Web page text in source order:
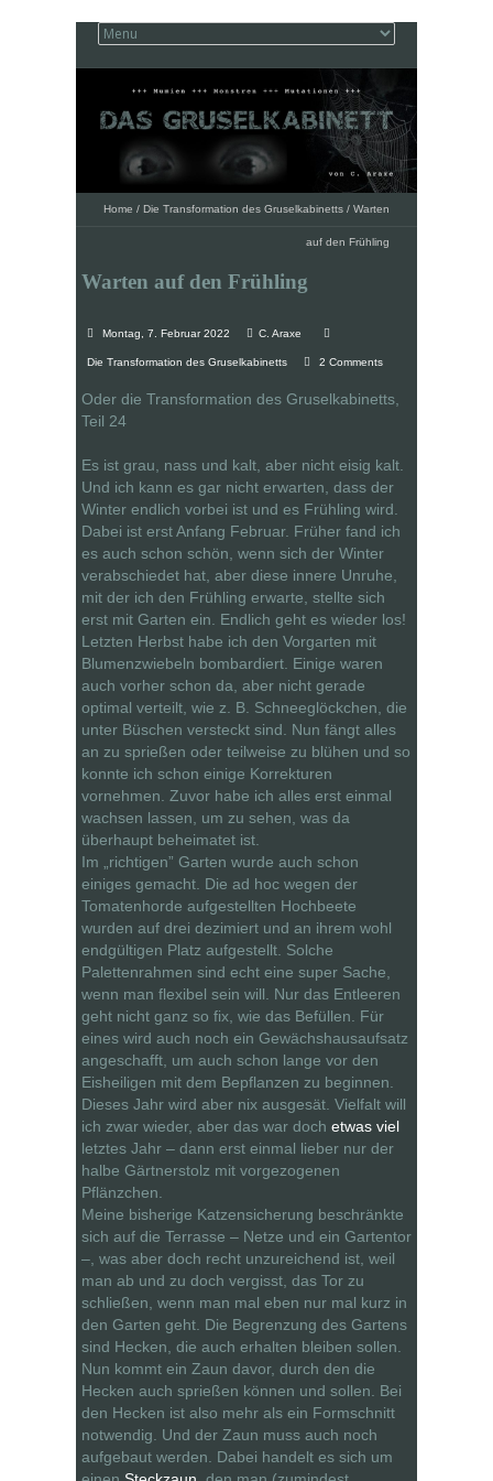
Home / Die Transformation des Gruselkabinetts / Warten
auf den Frühling
Warten auf den Frühling
Montag, 7. Februar 2022 C. Araxe
Die Transformation des Gruselkabinetts 2 Comments
Oder die Transformation des Gruselkabinetts,
Teil 24
Es ist grau, nass und kalt, aber nicht eisig kalt.
Und ich kann es gar nicht erwarten, dass der
Winter endlich vorbei ist und es Frühling wird.
Dabei ist erst Anfang Februar. Früher fand ich
es auch schon schön, wenn sich der Winter
verabschiedet hat, aber diese innere Unruhe,
mit der ich den Frühling erwarte, stellte sich
erst mit Garten ein. Endlich geht es wieder los!
Letzten Herbst habe ich den Vorgarten mit
Blumenzwiebeln bombardiert. Einige waren
auch vorher schon da, aber nicht gerade
optimal verteilt, wie z. B. Schneeglöckchen, die
unter Büschen versteckt sind. Nun fängt alles
an zu sprießen oder teilweise zu blühen und so
konnte ich schon einige Korrekturen
vornehmen. Zuvor habe ich alles erst einmal
wachsen lassen, um zu sehen, was da
überhaupt beheimatet ist.
Im „richtigen” Garten wurde auch schon
einiges gemacht. Die ad hoc wegen der
Tomatenhorde aufgestellten Hochbeete
wurden auf drei dezimiert und an ihrem wohl
endgültigen Platz aufgestellt. Solche
Palettenrahmen sind echt eine super Sache,
wenn man flexibel sein will. Nur das Entleeren
geht nicht ganz so fix, wie das Befüllen. Für
eines wird auch noch ein Gewächshausaufsatz
angeschafft, um auch schon lange vor den
Eisheiligen mit dem Bepflanzen zu beginnen.
Dieses Jahr wird aber nix ausgesät. Vielfalt will
ich zwar wieder, aber das war doch etwas viel
letztes Jahr – dann erst einmal lieber nur der
halbe Gärtnerstolz mit vorgezogenen
Pflänzchen.
Meine bisherige Katzensicherung beschränkte
sich auf die Terrasse – Netze und ein Gartentor
–, was aber doch recht unzureichend ist, weil
man ab und zu doch vergisst, das Tor zu
schließen, wenn man mal eben nur mal kurz in
den Garten geht. Die Begrenzung des Gartens
sind Hecken, die auch erhalten bleiben sollen.
Nun kommt ein Zaun davor, durch den die
Hecken auch sprießen können und sollen. Bei
den Hecken ist also mehr als ein Formschnitt
notwendig. Und der Zaun muss auch noch
aufgebaut werden. Dabei handelt es sich um